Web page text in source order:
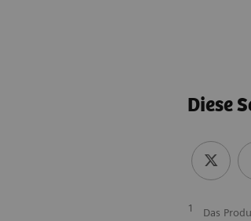
Diese
1
Das